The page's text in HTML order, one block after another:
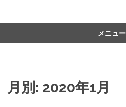
ッ
メニュー
月別: 2020年1月